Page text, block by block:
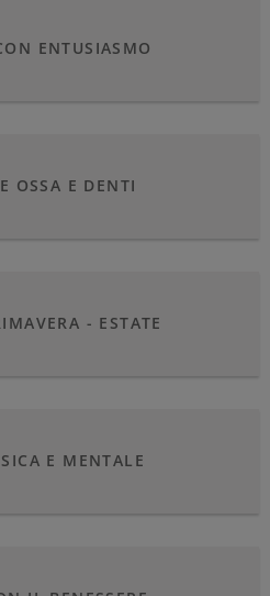
ENTUSIASMO
OSSA E DENTI
- ESTATE
E MENTALE